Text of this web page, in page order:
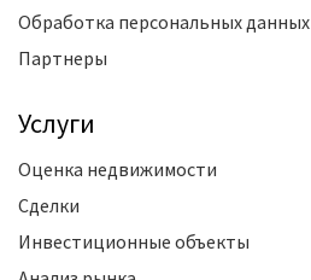
Обработка персональных данных
Партнеры
Услуги
Оценка недвижимости
Сделки
Инвестиционные объекты